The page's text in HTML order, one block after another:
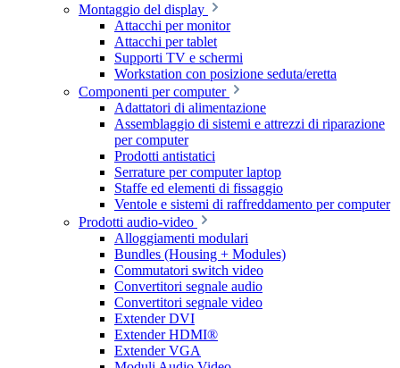
Montaggio del display
Attacchi per monitor
Attacchi per tablet
Supporti TV e schermi
Workstation con posizione seduta/eretta
Componenti per computer
Adattatori di alimentazione
Assemblaggio di sistemi e attrezzi di riparazione
per computer
Prodotti antistatici
Serrature per computer laptop
Staffe ed elementi di fissaggio
Ventole e sistemi di raffreddamento per computer
Prodotti audio-video
Alloggiamenti modulari
Bundles (Housing + Modules)
Commutatori switch video
Convertitori segnale audio
Convertitori segnale video
Extender DVI
Extender HDMI®
Extender VGA